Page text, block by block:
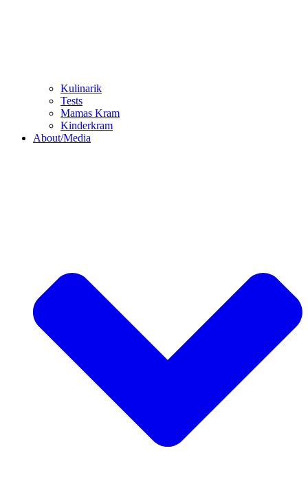
Kulinarik
Tests
Mamas Kram
Kinderkram
About/Media